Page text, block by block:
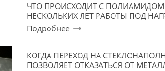
ЧТО ПРОИСХОДИТ С ПОЛИАМИДОМ
НЕСКОЛЬКИХ ЛЕТ РАБОТЫ ПОД
Подробнее
КОГДА ПЕРЕХОД НА
ПОЗВОЛЯЕТ ОТКАЗАТЬСЯ ОТ